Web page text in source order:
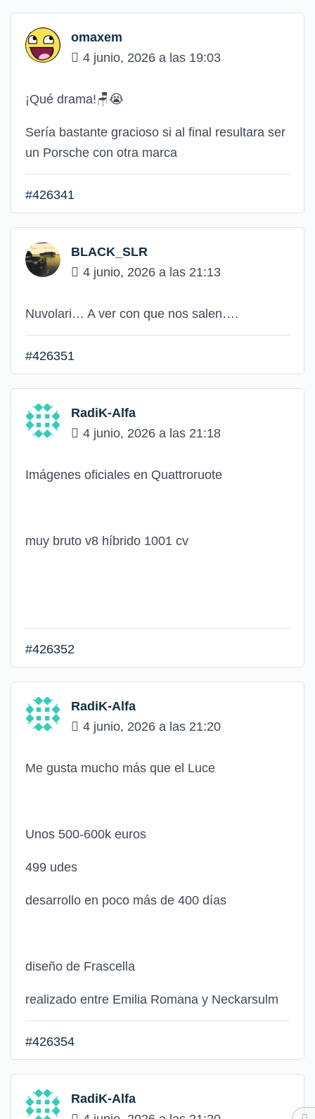
omaxem
4 junio, 2026 a las 19:03
¡Qué drama!🪑😭
Sería bastante gracioso si al final resultara ser
un Porsche con otra marca
#426341
BLACK_SLR
4 junio, 2026 a las 21:13
Nuvolari… A ver con que nos salen….
#426351
RadiK-Alfa
4 junio, 2026 a las 21:18
Imágenes oficiales en Quattroruote
muy bruto v8 híbrido 1001 cv
#426352
RadiK-Alfa
4 junio, 2026 a las 21:20
Me gusta mucho más que el Luce
Unos 500-600k euros
499 udes
desarrollo en poco más de 400 días
diseño de Frascella
realizado entre Emilia Romana y Neckarsulm
#426354
RadiK-Alfa